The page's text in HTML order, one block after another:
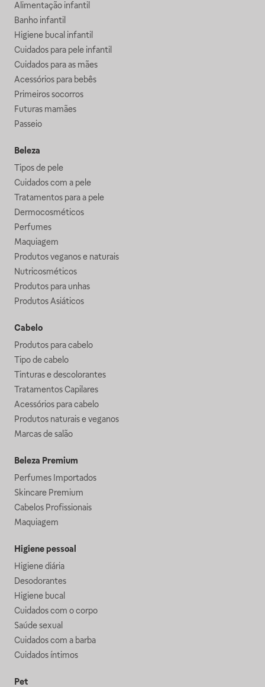
Alimentação infantil
Banho infantil
Higiene bucal infantil
Cuidados para pele infantil
Cuidados para as mães
Acessórios para bebês
Primeiros socorros
Futuras mamães
Passeio
Beleza
Tipos de pele
Cuidados com a pele
Tratamentos para a pele
Dermocosméticos
Perfumes
Maquiagem
Produtos veganos e naturais
Nutricosméticos
Produtos para unhas
Produtos Asiáticos
Cabelo
Produtos para cabelo
Tipo de cabelo
Tinturas e descolorantes
Tratamentos Capilares
Acessórios para cabelo
Produtos naturais e veganos
Marcas de salão
Beleza Premium
Perfumes Importados
Skincare Premium
Cabelos Profissionais
Maquiagem
Higiene pessoal
Higiene diária
Desodorantes
Higiene bucal
Cuidados com o corpo
Saúde sexual
Cuidados com a barba
Cuidados íntimos
Pet